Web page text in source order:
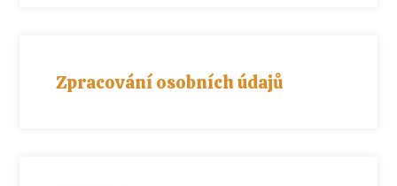
Zpracování osobních údajů